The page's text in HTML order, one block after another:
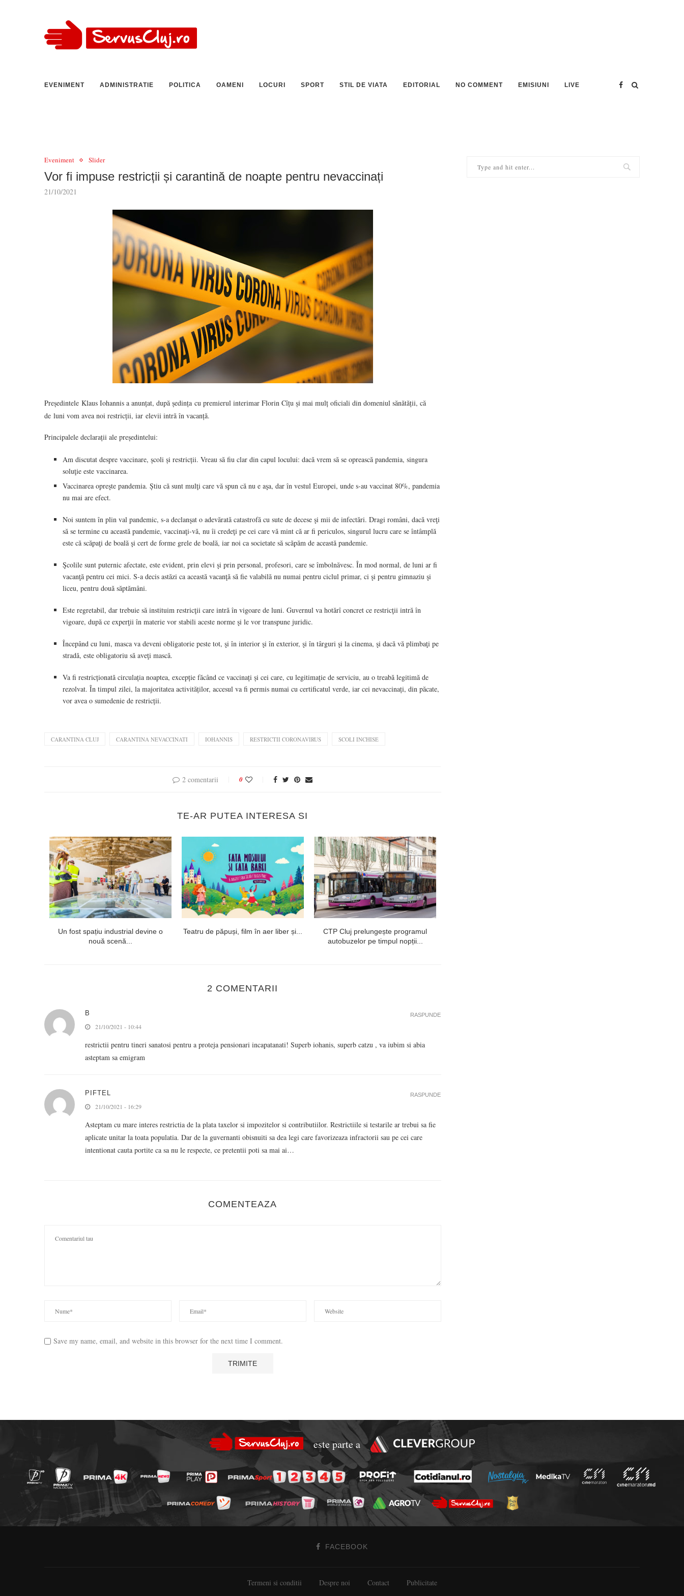
EVENIMENT ADMINISTRATIE POLITICA OAMENI LOCURI SPORT STIL DE VIATA EDITORIAL NO COMMENT EMISIUNI LIVE
Eveniment Slider
Vor fi impuse restricții și carantină de noapte pentru nevaccinați
21/10/2021
Președintele Klaus Iohannis a anunțat, după ședința cu premierul interimar Florin Cîțu și mai mulț oficiali din domeniul sănătății, că
de luni vom avea noi restricții, iar elevii intră în vacanță.
Principalele declarații ale președintelui:
Am discutat despre vaccinare, școli și restricții. Vreau să fiu clar din capul locului: dacă vrem să se oprească pandemia, singura
soluţie este vaccinarea.
Vaccinarea opreşte pandemia. Știu că sunt mulţi care vă spun că nu e aşa, dar în vestul Europei, unde s-au vaccinat 80%, pandemia
nu mai are efect.
Noi suntem în plin val pandemic, s-a declanşat o adevărată catastrofă cu sute de decese şi mii de infectări. Dragi români, dacă vreţi
să se termine cu această pandemie, vaccinaţi-vă, nu îi credeţi pe cei care vă mint că ar fi periculos, singurul lucru care se întâmplă
este că scăpaţi de boală şi cert de forme grele de boală, iar noi ca societate să scăpăm de această pandemie.
Şcolile sunt puternic afectate, este evident, prin elevi şi prin personal, profesori, care se îmbolnăvesc. În mod normal, de luni ar fi
vacanţă pentru cei mici. S-a decis astăzi ca această vacanţă să fie valabilă nu numai pentru ciclul primar, ci şi pentru gimnaziu şi
liceu, pentru două săptămâni.
Este regretabil, dar trebuie să instituim restricţii care intră în vigoare de luni. Guvernul va hotărî concret ce restricţii intră în
vigoare, după ce experţii în materie vor stabili aceste norme şi le vor transpune juridic.
Începând cu luni, masca va deveni obligatorie peste tot, şi în interior şi în exterior, şi în târguri şi la cinema, şi dacă vă plimbaţi pe
stradă, este obligatoriu să aveţi mască.
Va fi restricționată circulația noaptea, excepție făcând ce vaccinați și cei care, cu legitimație de serviciu, au o treabă legitimă de
rezolvat. În timpul zilei, la majoritatea activităților, accesul va fi permis numai cu certificatul verde, iar cei nevaccinați, din păcate,
vor avea o sumedenie de restricții.
CARANTINA CLUJ CARANTINA NEVACCINATI IOHANNIS RESTRICTII CORONAVIRUS SCOLI INCHISE
2 comentarii 0
TE-AR PUTEA INTERESA SI
Un fost spațiu industrial devine o
nouă scenă...
Teatru de păpuși, film în aer liber și...
CTP Cluj prelungește programul
autobuzelor pe timpul nopții...
2 COMENTARII
B
21/10/2021 - 10:44
restrictii pentru tineri sanatosi pentru a proteja pensionari incapatanati! Superb iohanis, superb catzu , va iubim si abia
asteptam sa emigram
RASPUNDE
PIFTEL
21/10/2021 - 16:29
Asteptam cu mare interes restrictia de la plata taxelor si impozitelor si contributiilor. Restrictiile si testarile ar trebui sa fie
aplicate unitar la toata populatia. Dar de la guvernanti obisnuiti sa dea legi care favorizeaza infractorii sau pe cei care
intentionat cauta portite ca sa nu le respecte, ce pretentii poti sa mai ai…
RASPUNDE
COMENTEAZA
Save my name, email, and website in this browser for the next time I comment.
este parte a
FACEBOOK
Termeni si conditii Despre noi Contact Publicitate